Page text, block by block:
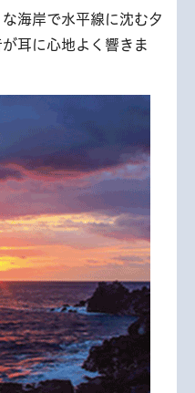
海岸で水平線に沈む夕
耳に心地よく響きま